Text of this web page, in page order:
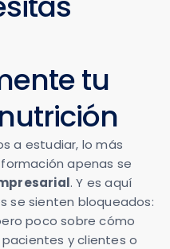
tu
a estudiar, lo más
apenas se
. Y es aquí
se sienten bloqueados:
poco sobre cómo
y clientes o